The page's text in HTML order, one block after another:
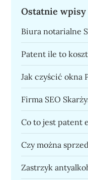
Ostatnie wpisy
Biura notarialne
Patent ile to
Jak czyścić okna
Firma SEO
Co to jest patent
Czy można
Zastrzyk